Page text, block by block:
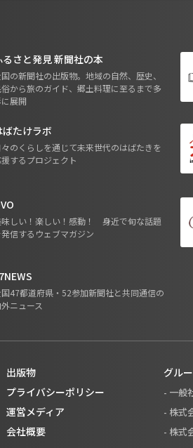
るさと発見 新聞社の本
の新聞社の出版物。地域の自然、歴史、
俗から旅のガイド、郷土料理に至るまで多
展開
ばたけラボ
々のくらしを通じて未来世代のはばたきを
援するプロジェクト
しい！楽しい！感動！ 身近で旬な話題
発信するウェブマガジン
47都道府県・52参加新聞社と共同通信の
ニュース
出版物
プライバシーポリシー
運営メディア
会社概要
グル
- 一般
- 株式
- 株式